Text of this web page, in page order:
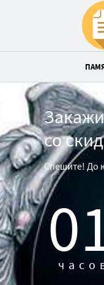
со
Спешите! До